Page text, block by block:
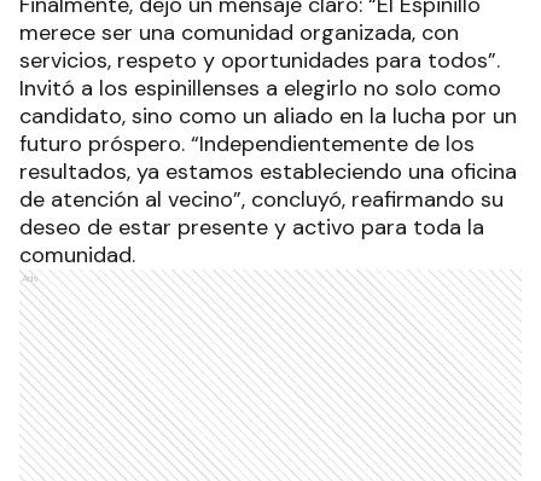
merece ser una comunidad organizada, con
servicios, respeto y oportunidades para todos”.
Invitó a los espinillenses a elegirlo no solo como
candidato, sino como un aliado en la lucha por un
futuro próspero. “Independientemente de los
resultados, ya estamos estableciendo una oficina
de atención al vecino”, concluyó, reafirmando su
deseo de estar presente y activo para toda la
comunidad.
Ads